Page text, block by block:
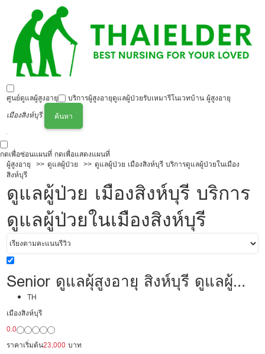
ศูนย์ดูแลผู้สูงอายุ บริการผู้สูงอายุดูแลผู้ป่วยรับเหมารีโนเวทบ้าน ผู้สูงอายุ
เมืองสิงห์บุรี
ค้นหา
กดเพื่อซ่อนแผนที่ กดเพื่อแสดงแผนที่
ผู้สูงอายุ
ดูแลผู้ป่วย
ดูแลผู้ป่วย เมืองสิงห์บุรี บริการดูแลผู้ป่วยในเมือง
สิงห์บุรี
ดูแลผู้ป่วย เมืองสิงห์บุรี บริการ
ดูแลผู้ป่วยในเมืองสิงห์บุรี
Senior ดูแลผุ้สูงอายุ สิงห์บุรี ดูแลผู้
ป่วย 23,000/เดือน มืออาชีพ
ประสบการณ์เคยเป็นพยาบาล
TH
เมืองสิงห์บุรี
0.0
ราคาเริ่มต้น23,000 บาท